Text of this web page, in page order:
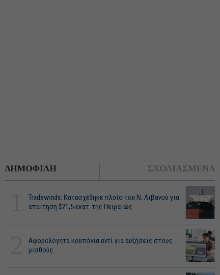
ΔΗΜΟΦΙΛΗ ΣΧΟΛΙΑΣΜΕΝΑ
Tradewinds: Κατασχέθηκε πλοίο του Ν. Λιβανού για
απαίτηση $21,5 εκατ. της Πειραιώς
Αφορολόγητα κουπόνια αντί για αυξήσεις στους
μισθούς